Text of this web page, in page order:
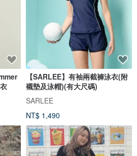
【SARLEE】有袖兩截褲泳衣(附
襯墊及泳帽)(有大尺碼)
SARLEE
NT$ 1,490